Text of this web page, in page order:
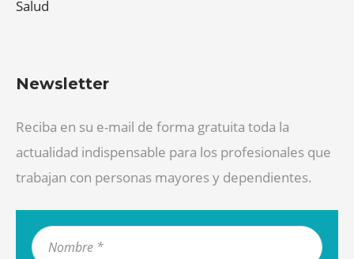
Salud
Newsletter
Reciba en su e-mail de forma gratuita toda la
actualidad indispensable para los profesionales que
trabajan con personas mayores y dependientes.